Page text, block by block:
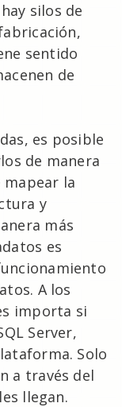
silos de
sentido
de
es posible
de manera
mapear la
y
más
es
A los
importa si
Server,
Solo
a través del
llegan.